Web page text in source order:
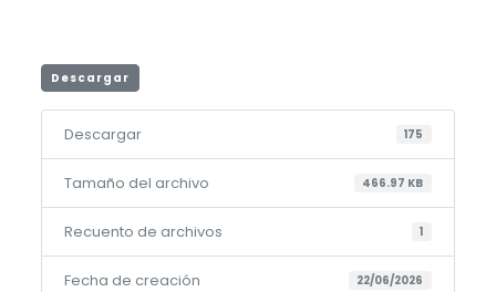
Descargar
Descargar 175
Tamaño del archivo 466.97 KB
Recuento de archivos 1
Fecha de creación 22/06/2026